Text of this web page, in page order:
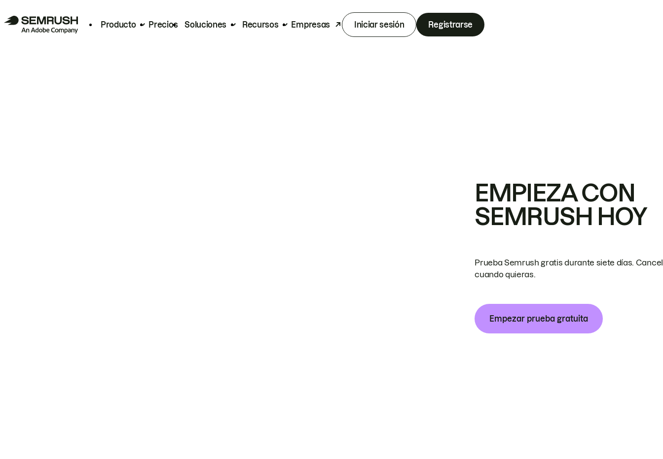
Producto Precios Soluciones Recursos Empresas Iniciar sesión Registrarse
EMPIEZA CON
SEMRUSH HOY
Prueba Semrush gratis durante siete días.
cuando quieras.
Empezar prueba gratuita